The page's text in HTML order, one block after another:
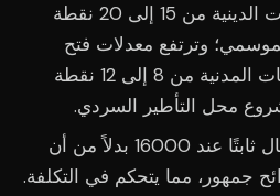
الرسائل من المجتمعات الدينية من 15 إلى 20 نقطة
وترتفع معدلات فتح
الرسائل من المجموعات المدنية من 8 إلى 12 نقطة
محل التأطير السردي.
يظل عدد جهات الاتصال ثابتًا عند 16000 بدلاً من أن
جمهور، مما يتحكم في التكلفة.